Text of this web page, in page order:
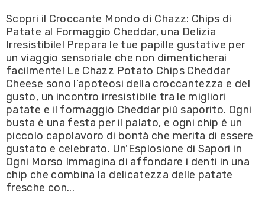
Potato
Chips
Naughty
Cheddar
/Chips
Patate
al
Formaggio
Cheddar
90g
Potato
Chips
Naughty
Cheddar
/Chips
di
Patate
al
Formaggio
Cheddar
90g
Scopri il Croccante Mondo di Chazz: Chips di
Patate al Formaggio Cheddar, una Delizia
Irresistibile! Prepara le tue papille gustative per
un viaggio sensoriale che non dimenticherai
facilmente! Le Chazz Potato Chips Cheddar
Cheese sono l’apoteosi della croccantezza e del
gusto, un incontro irresistibile tra le migliori
patate e il formaggio Cheddar più saporito. Ogni
busta è una festa per il palato, e ogni chip è un
piccolo capolavoro di bontà che merita di essere
gustato e celebrato. Un'Esplosione di Sapori in
Ogni Morso Immagina di affondare i denti in una
chip che combina la delicatezza delle patate
fresche con...